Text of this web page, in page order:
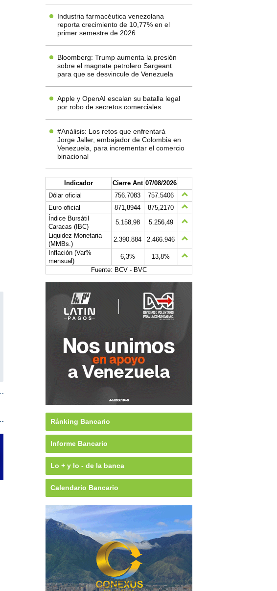
Industria farmacéutica venezolana
reporta crecimiento de 10,77% en el
primer semestre de 2026
Bloomberg: Trump aumenta la presión
sobre el magnate petrolero Sargeant
para que se desvincule de Venezuela
Apple y OpenAI escalan su batalla legal
por robo de secretos comerciales
#Análisis: Los retos que enfrentará
Jorge Jaller, embajador de Colombia en
Venezuela, para incrementar el comercio
binacional
Indicador Cierre Ant 07/08/2026
Dólar oficial
756.7083
757.5406
Euro oficial
871,8944
875,2170
Índice Bursátil
Caracas (IBC)
5.158,98
5.256,49
Liquidez Monetaria
(MMBs.)
2.390.884
2.466.946
Inflación (Var%
mensual)
6,3%
13,8%
Fuente: BCV - BVC
Ránking Bancario
Informe Bancario
Lo + y lo - de la banca
Calendario Bancario